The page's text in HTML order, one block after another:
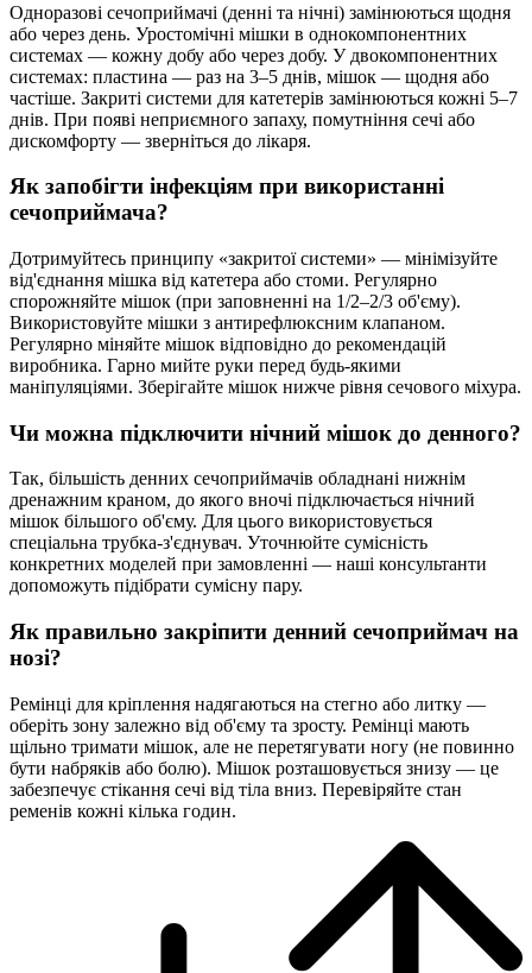
Одноразові сечоприймачі (денні та нічні) замінюються щодня
або через день. Уростомічні мішки в однокомпонентних
системах — кожну добу або через добу. У двокомпонентних
системах: пластина — раз на 3–5 днів, мішок — щодня або
частіше. Закриті системи для катетерів замінюються кожні 5–7
днів. При появі неприємного запаху, помутніння сечі або
дискомфорту — зверніться до лікаря.
Як запобігти інфекціям при використанні
сечоприймача?
Дотримуйтесь принципу «закритої системи» — мінімізуйте
від'єднання мішка від катетера або стоми. Регулярно
спорожняйте мішок (при заповненні на 1/2–2/3 об'єму).
Використовуйте мішки з антирефлюксним клапаном.
Регулярно міняйте мішок відповідно до рекомендацій
виробника. Гарно мийте руки перед будь-якими
маніпуляціями. Зберігайте мішок нижче рівня сечового міхура.
Чи можна підключити нічний мішок до денного?
Так, більшість денних сечоприймачів обладнані нижнім
дренажним краном, до якого вночі підключається нічний
мішок більшого об'єму. Для цього використовується
спеціальна трубка-з'єднувач. Уточнюйте сумісність
конкретних моделей при замовленні — наші консультанти
допоможуть підібрати сумісну пару.
Як правильно закріпити денний сечоприймач на
нозі?
Ремінці для кріплення надягаються на стегно або литку —
оберіть зону залежно від об'єму та зросту. Ремінці мають
щільно тримати мішок, але не перетягувати ногу (не повинно
бути набряків або болю). Мішок розташовується знизу — це
забезпечує стікання сечі від тіла вниз. Перевіряйте стан
ременів кожні кілька годин.